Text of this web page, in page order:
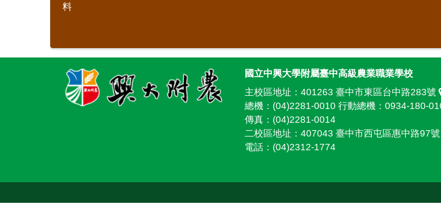
料
國立中興大學附屬臺中高級農業職業學校
主校區地址： 401263 臺中市東區台中路283號
總機：(04)2281-0010 行動總機：0934-180-
傳真：(04)2281-0014
二校區地址： 407043 臺中市西屯區惠中路97號
電話：(04)2312-1774